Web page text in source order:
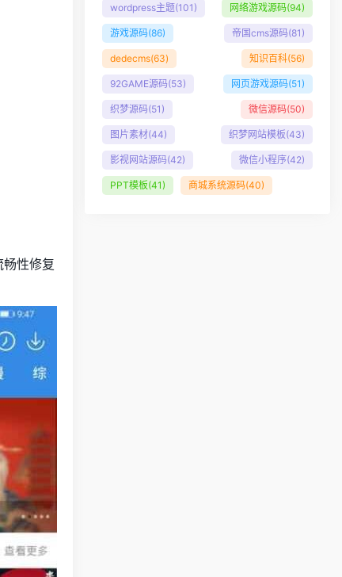
性修复
wordpress主题(101) 网络游戏源码(94)
游戏源码(86) 帝国cms源码(81)
dedecms(63) 知识百科(56)
92GAME源码(53) 网页游戏源码(51)
织梦源码(51) 微信源码(50)
图片素材(44) 织梦网站模板(43)
影视网站源码(42) 微信小程序(42)
PPT模板(41) 商城系统源码(40)